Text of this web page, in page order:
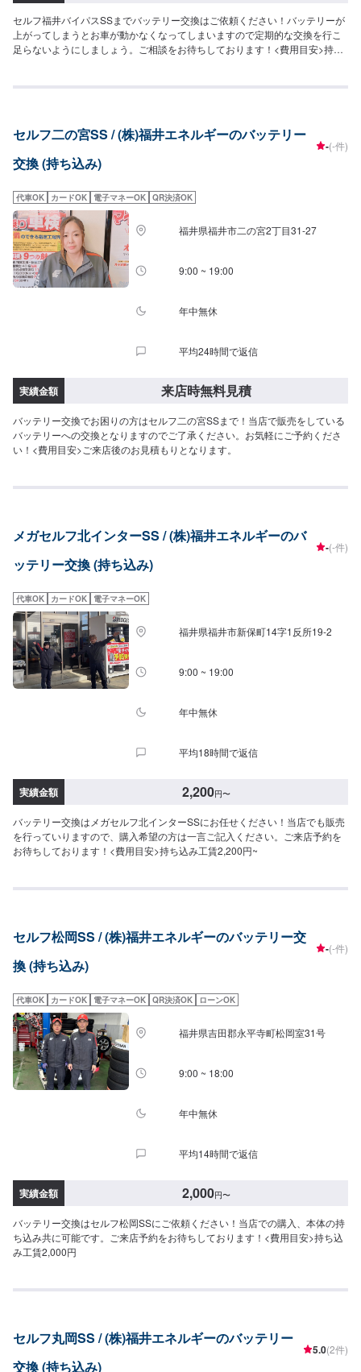
セルフ福井バイパスSSまでバッテリー交換はご依頼ください！バッテリーが
上がってしまうとお車が動かなくなってしまいますので定期的な交換を行こ
足らないようにしましょう。ご相談をお待ちしております！<費用目安>持ち
セルフ二の宮SS / (株)福井エネルギーのバッテリー
交換 (持ち込み)
-(-件)
代車OK カードOK 電子マネーOK QR決済OK
福井県福井市二の宮2丁目31-27
9:00 ~ 19:00
年中無休
平均24時間で返信
実績金額 来店時無料見積
バッテリー交換でお困りの方はセルフ二の宮SSまで！当店で販売をしている
バッテリーへの交換となりますのでご了承ください。お気軽にご予約くださ
い！<費用目安>ご来店後のお見積もりとなります。
メガセルフ北インターSS / (株)福井エネルギーのバ
ッテリー交換 (持ち込み)
-(-件)
代車OK カードOK 電子マネーOK
福井県福井市新保町14字1反所19-2
9:00 ~ 19:00
年中無休
平均18時間で返信
実績金額 2,200円〜
バッテリー交換はメガセルフ北インターSSにお任せください！当店でも販売
を行っていりますので、購入希望の方は一言ご記入ください。ご来店予約を
お待ちしております！<費用目安>持ち込み工賃2,200円~
セルフ松岡SS / (株)福井エネルギーのバッテリー交
換 (持ち込み)
-(-件)
代車OK カードOK 電子マネーOK QR決済OK ローンOK
福井県吉田郡永平寺町松岡室31号
9:00 ~ 18:00
年中無休
平均14時間で返信
実績金額 2,000円〜
バッテリー交換はセルフ松岡SSにご依頼ください！当店での購入、本体の持
ち込み共に可能です。ご来店予約をお待ちしております！<費用目安>持ち込
み工賃2,000円
セルフ丸岡SS / (株)福井エネルギーのバッテリー
交換 (持ち込み)
5.0(2件)